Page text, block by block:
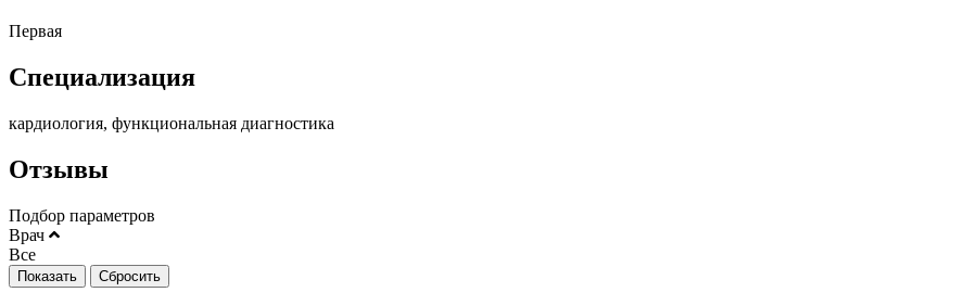
Первая
Специализация
кардиология, функциональная диагностика
Отзывы
Подбор параметров
Врач
Все